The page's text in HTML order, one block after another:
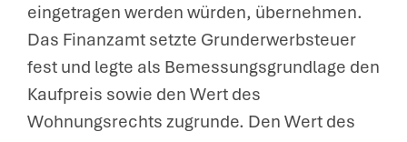
eingetragen werden würden, übernehmen.
Das Finanzamt setzte Grunderwerbsteuer
fest und legte als Bemessungsgrundlage den
Kaufpreis sowie den Wert des
Wohnungsrechts zugrunde. Den Wert des